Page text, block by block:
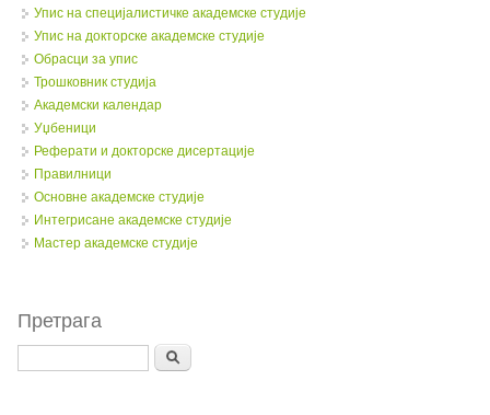
Упис на специјалистичке академске студије
Упис на докторске академске студије
Обрасци за упис
Трошковник студија
Академски календар
Уџбеници
Реферати и докторске дисертације
Правилници
Oсновне академске студије
Интегрисане академске студије
Мастер академске студије
Претрага
Search